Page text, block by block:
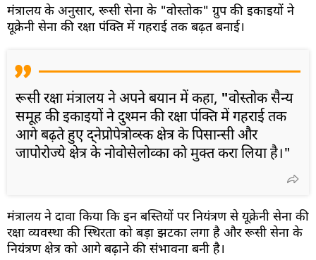
मंत्रालय के अनुसार, रूसी सेना के "वोस्तोक" ग्रुप की इकाइयों ने
यूक्रेनी सेना की रक्षा पंक्ति में गहराई तक बढ़त बनाई।
रूसी रक्षा मंत्रालय ने अपने बयान में कहा, "वोस्तोक सैन्य
समूह की इकाइयों ने दुश्मन की रक्षा पंक्ति में गहराई तक
आगे बढ़ते हुए द्नेप्रोपेत्रोव्स्क क्षेत्र के पिसान्सी और
जापोरोज्ये क्षेत्र के नोवोसेलोव्का को मुक्त करा लिया है।"
मंत्रालय ने दावा किया कि इन बस्तियों पर नियंत्रण से यूक्रेनी सेना की
रक्षा व्यवस्था की स्थिरता को बड़ा झटका लगा है और रूसी सेना के
नियंत्रण क्षेत्र को आगे बढ़ाने की संभावना बनी है।